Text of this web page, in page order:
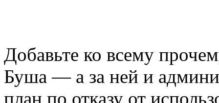
Добавьте ко всему
Буша — а за ней и
план по отказу от